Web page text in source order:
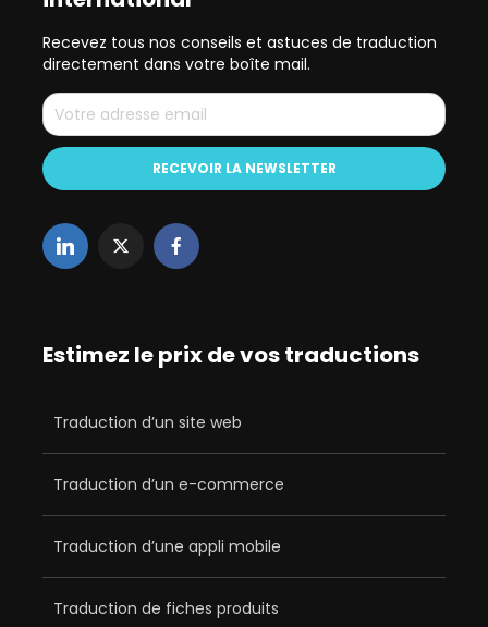
Recevez tous nos conseils et astuces de traduction
directement dans votre boîte mail.
Estimez le prix de vos traductions
Traduction d’un site web
Traduction d’un e-commerce
Traduction d’une appli mobile
Traduction de fiches produits